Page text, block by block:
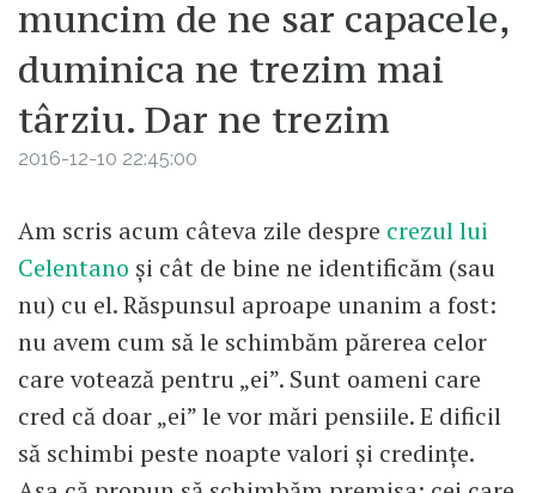
muncim de ne sar capacele,
duminica ne trezim mai
târziu. Dar ne trezim
2016-12-10 22:45:00
Am scris acum câteva zile despre crezul lui
Celentano și cât de bine ne identificăm (sau
nu) cu el. Răspunsul aproape unanim a fost:
nu avem cum să le schimbăm părerea celor
care votează pentru „ei”. Sunt oameni care
cred că doar „ei” le vor mări pensiile. E dificil
să schimbi peste noapte valori și credințe.